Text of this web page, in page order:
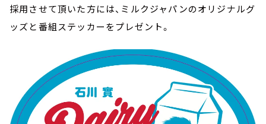
採用させて頂いた方には、ミルクジャパンのオリジナルグ
ッズと番組ステッカーをプレゼント。